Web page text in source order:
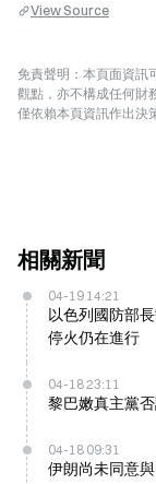
View Source
免責聲明：本頁面資訊
觀點，亦不構成任何財
僅依賴本頁資訊作出決
相關新聞
04-19 14:21
以色列國防部
停火仍在進行
04-18 23:11
黎巴嫩真主黨
04-18 09:31
伊朗尚未同意